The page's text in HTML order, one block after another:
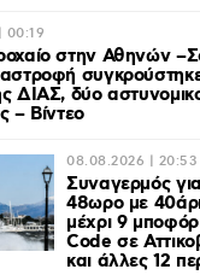
00:19
στην Αθηνών
ΔΙΑΣ, δύο
– Βίντεο
08.08.2026 | 20:53
Συναγερμός
48ωρο με
μέχρι 9
Code σε
και άλλες 12